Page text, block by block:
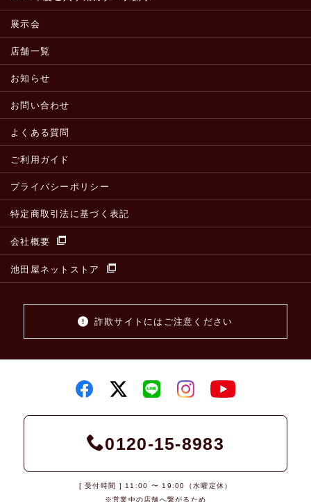
展示会
店舗一覧
お知らせ
お問い合わせ
よくある質問
ご利用ガイド
プライバシーポリシー
特定商取引法に基づく表記
会社概要
池田屋ネットストア
詐欺サイトにはご注意ください
0120-15-8983
[ 受付時間 ] 11:00 〜 19:00（水曜定休）
※営業中の店舗へ繋がるため